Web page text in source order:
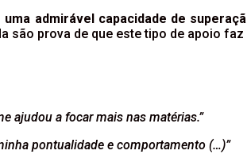
admirável capacidade de
são prova de que este tipo de apoio
ajudou a focar mais nas matérias.”
pontualidade e comportamento (…)”